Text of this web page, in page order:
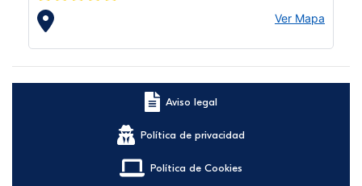
Ver Mapa
Aviso legal
Política de privacidad
Política de Cookies